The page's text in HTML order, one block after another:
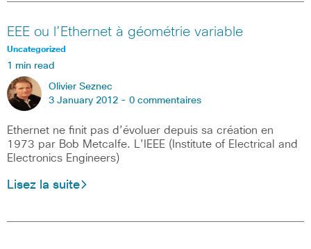
EEE ou l’Ethernet à géométrie variable
Uncategorized
1 min read
Olivier Seznec
3 January 2012 - 0 commentaires
Ethernet ne finit pas d’évoluer depuis sa création en
1973 par Bob Metcalfe. L’IEEE (Institute of Electrical and
Electronics Engineers)
Lisez la suite